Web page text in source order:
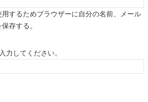
するためブラウザーに自分の名前、メール
存する。
力してください。